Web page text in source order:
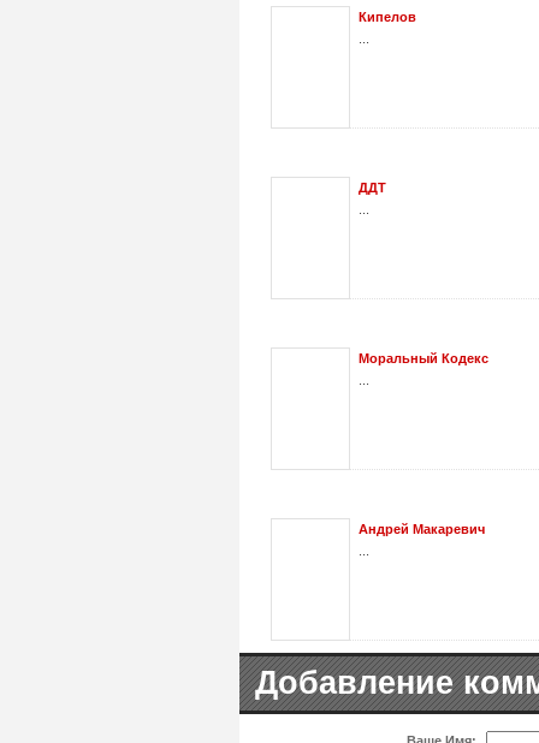
Кипелов
ДДТ
Моральный Кодекс
Андрей Макаревич
Добавление